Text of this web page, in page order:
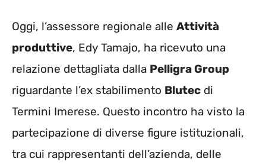
Oggi, l’assessore regionale alle Attività
produttive, Edy Tamajo, ha ricevuto una
relazione dettagliata dalla Pelligra Group
riguardante l’ex stabilimento Blutec di
Termini Imerese. Questo incontro ha visto la
partecipazione di diverse figure istituzionali,
tra cui rappresentanti dell’azienda, delle